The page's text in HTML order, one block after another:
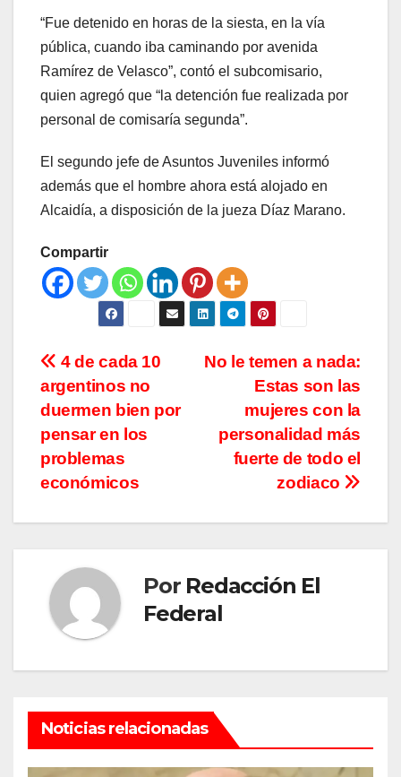
“Fue detenido en horas de la siesta, en la vía
pública, cuando iba caminando por avenida
Ramírez de Velasco”, contó el subcomisario,
quien agregó que “la detención fue realizada por
personal de comisaría segunda”.
El segundo jefe de Asuntos Juveniles informó
además que el hombre ahora está alojado en
Alcaidía, a disposición de la jueza Díaz Marano.
Compartir
Navegación
de
entradas
No le temen a nada:
Estas son las
mujeres con la
personalidad más
fuerte de todo el
zodiaco
4 de cada 10
argentinos no
duermen bien por
pensar en los
problemas
económicos
Por Redacción El
Federal
Noticias relacionadas